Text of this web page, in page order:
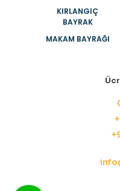
KIRLANGIÇ
BAYRAK
MAKAM BAYRAĞI